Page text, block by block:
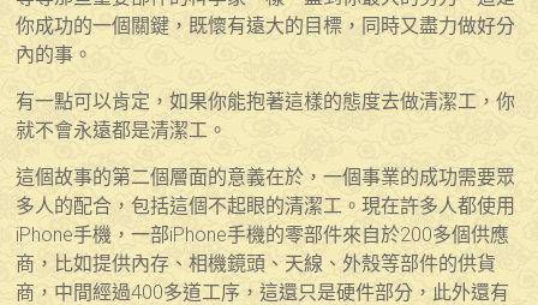
你成功的一個關鍵，既懷有遠大的目標，同時又盡力做好分
內的事。
有一點可以肯定，如果你能抱著這樣的態度去做清潔工，你
就不會永遠都是清潔工。
這個故事的第二個層面的意義在於，一個事業的成功需要眾
多人的配合，包括這個不起眼的清潔工。現在許多人都使用
iPhone手機，一部iPhone手機的零部件來自於200多個供應
商，比如提供內存、相機鏡頭、天線、外殼等部件的供貨
商，中間經過400多道工序，這還只是硬件部分，此外還有